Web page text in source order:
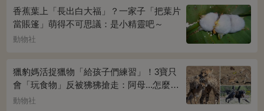
香蕉葉上「長出白大福」？一家子「把葉片
當賬篷」萌得不可思議：是小精靈吧～
動物社
獵豹媽活捉獵物「給孩子們練習」！3寶只
會「玩食物」反被狒狒搶走：阿母...怎麼辦
QQ
動物社